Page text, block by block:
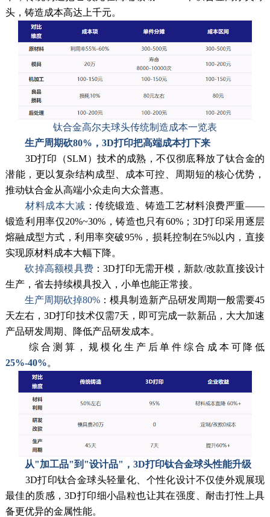
头，铸造成本高达上千元。
钛合金高尔夫球头传统制造成本一览表
生产周期砍80%，3D打印把高端成本打下来
3D打印（SLM）技术的成熟，不仅彻底释放了钛合金的
潜能，更以复杂结构成型、成本可控、周期短的核心优势，
推动钛合金从高端小众走向大众普惠。
材料成本大减 ：传统锻造、铸造工艺材料浪费严重——
锻造利用率仅20%~30%，铸造也只有60%；3D打印采用逐层
熔融成型方式，利用率突破95%，损耗控制在5%以内，直接
实现原材料成本大幅下降。
砍掉高额模具费 ：3D打印无需开模，新款/改款直接设计
生产，省去持续模具投入，小单也能正常接。
生产周期砍掉80% ：模具制造新产品研发周期一般需要45
天左右，3D打印技术仅需7天，即可完成一款新品，大大加速
产品研发周期、降低产品研发成本。
综合测算，规模化生产后单件综合成本可降低
25%-40%。
从"加工品"到"设计品"，3D打印钛合金球头性能升级
3D打印钛合金球头轻量化、个性化设计不仅使外观展现
最佳的质感，3D打印细小晶粒也让其在强度、耐击打性上具
备更优异的金属性能。